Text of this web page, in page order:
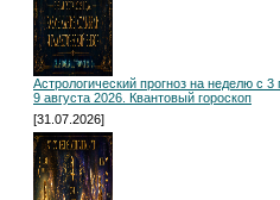
Астрологический прогноз на неделю с 3
9 августа 2026. Квантовый гороскоп
[31.07.2026]